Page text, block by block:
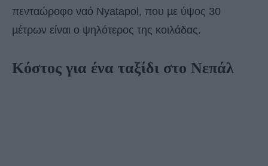
πενταώροφο ναό Nyatapol, που µε ύψος 30
µέτρων είναι ο ψηλότερος της κοιλάδας.
Κόστος για ένα ταξίδι στο Νεπάλ